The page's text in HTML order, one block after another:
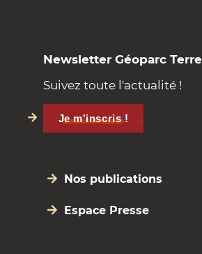
Newsletter Géoparc
Suivez toute l'actualité !
Je m'inscris !
Nos publications
Espace Presse